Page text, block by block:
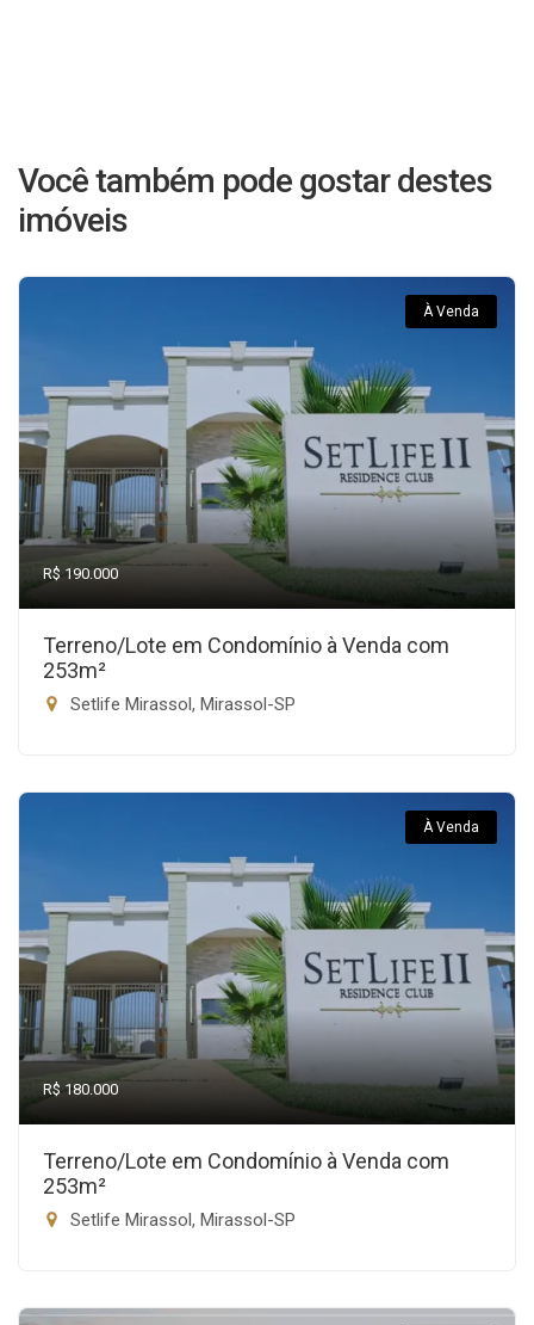
Você também pode gostar destes
imóveis
À Venda
R$ 190.000
Terreno/Lote em Condomínio à Venda com
253m²
Setlife Mirassol, Mirassol-SP
À Venda
R$ 180.000
Terreno/Lote em Condomínio à Venda com
253m²
Setlife Mirassol, Mirassol-SP